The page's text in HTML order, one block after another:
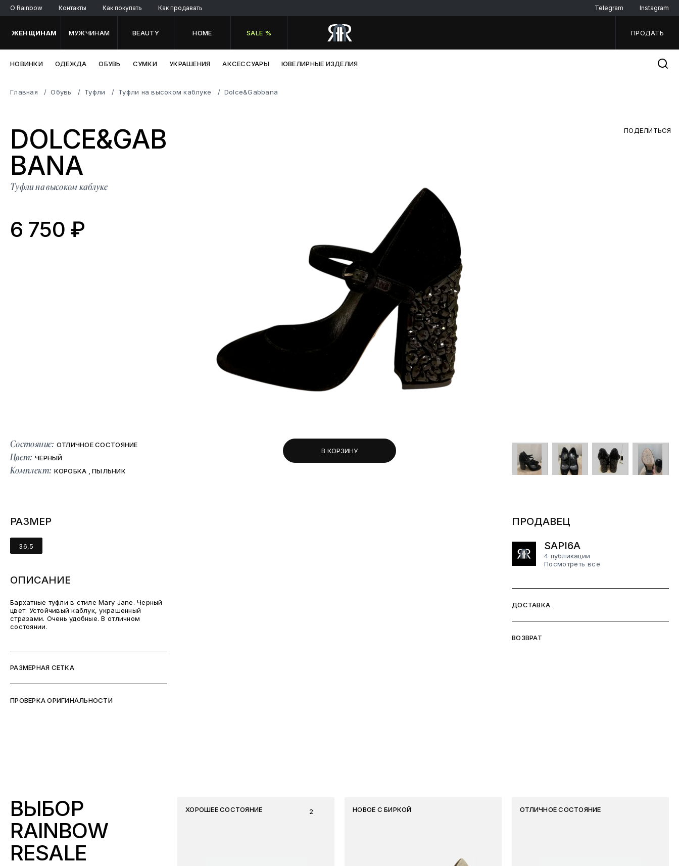
O Rainbow Контакты Как покупать Как продавать Telegram Instagram
ЖЕНЩИНАМ МУЖЧИНАМ BEAUTY HOME SALE % ПРОДАТЬ
НОВИНКИ ОДЕЖДА ОБУВЬ СУМКИ УКРАШЕНИЯ АКСЕССУАРЫ ЮВЕЛИРНЫЕ ИЗДЕЛИЯ
Главная Обувь Туфли Туфли на высоком каблуке Dolce&Gabbana
DOLCE&GAB
BANA
Туфли на высоком каблуке
6 750 ₽
Состояние: ОТЛИЧНОЕ СОСТОЯНИЕ
Цвет: ЧЕРНЫЙ
Комплект: КОРОБКА , ПЫЛЬНИК
В КОРЗИНУ
ПОДЕЛИТЬСЯ
РАЗМЕР
36,5
ОПИСАНИЕ
Бархатные туфли в стиле Mary Jane. Черный
цвет. Устойчивый каблук, украшенный
стразами. Очень удобные. В отличном
состоянии.
РАЗМЕРНАЯ СЕТКА
ПРОВЕРКА ОРИГИНАЛЬНОСТИ
ПРОДАВЕЦ
SAPI6A
4 публикации
Посмотреть все
ДОСТАВКА
ВОЗВРАТ
ВЫБОР
RAINBOW
RESALE
ХОРОШЕЕ СОСТОЯНИЕ 2 НОВОЕ С БИРКОЙ ОТЛИЧНОЕ СОСТОЯНИЕ